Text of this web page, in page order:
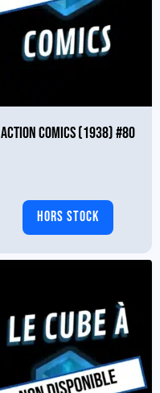
ACTION COMICS (1938) #80
HORS STOCK